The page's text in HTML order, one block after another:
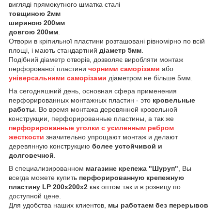
вигляді прямокутного шматка сталі
товщиною 2мм
шириною 200мм
довгою 200мм.
Отвори в кріпильної пластини розташовані рівномірно по всій
площі, і мають стандартний діаметр 5мм.
Подібний діаметр отворів, дозволяє виробляти монтаж
перфорованої пластини чорними саморізами або
універсальними саморізами діаметром не більше 5мм.
На сегодняшний день, основная сфера применения
перфорированных монтажных пластин - это кровельные
работы. Во время монтажа деревянной кровельной
конструкции, перфорированные пластины, а так же
перфорированные уголки с усиленным ребром
жесткости значительно упрощают монтаж и делают
деревянную конструкцию более устойчивой и
долговечной.
В специализированном магазине крепежа "Шуруп", Вы
всегда можете купить перфорированную крепежную
пластину LP 200х200х2 как оптом так и в розницу по
доступной цене.
Для удобства наших клиентов, мы работаем без перерывов